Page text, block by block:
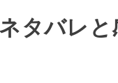
タバレと